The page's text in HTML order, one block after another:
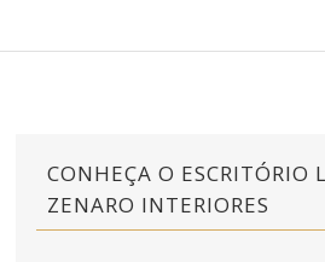
CONHEÇA O ESCRITÓRIO
ZENARO INTERIORES